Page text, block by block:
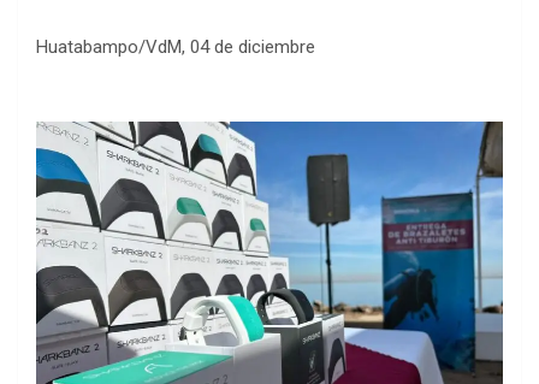
Huatabampo/VdM, 04 de diciembre